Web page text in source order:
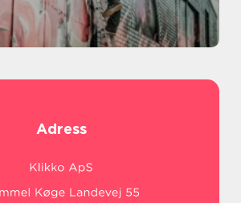
Adress